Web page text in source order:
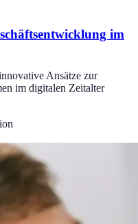
im
Ansätze zur
im digitalen Zeitalter